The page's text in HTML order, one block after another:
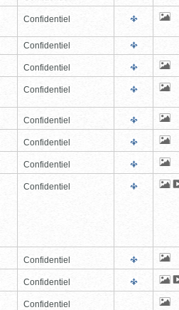
Confidentiel
Confidentiel
Confidentiel
Confidentiel
Confidentiel
Confidentiel
Confidentiel
Confidentiel
Confidentiel
Confidentiel
Confidentiel